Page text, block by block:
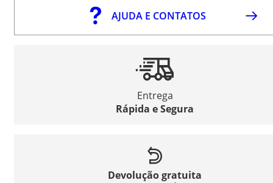
AJUDA E CONTATOS
Entrega
Rápida e Segura
Devolução gratuita